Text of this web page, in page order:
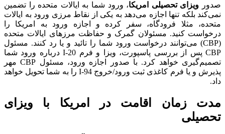
صدور ویزای تحصیلی امریکا، ورود شما به ایالات متحده را تضمین
نمی‌کند بلکه تنها اجازه می‌دهد به یکی از نقاط مرزی ورود به ایالات
متحده، مثلا فرودگاه، سفر کرده و اجازه ورود به امریکا را
درخواست کنید. مسئولان گمرک و حفاظت مرزهای ایالات متحده
(CBP) می‌توانند درخواست ورود شما را تائید و یا رد کنند. مسئول
CBP پس از بررسی پاسپورت، ویزا و فرم I-20 درباره ورود شما
تصمیم‌گیری خواهد کرد. با صدور اجازه ورود، مسئول CBP مهر
پذیرش و یا فرم کاغذی ثبت ورود/خروج I-94 را به شما تحویل خواهد
داد.
مدت زمان اقامت در امریکا با ویزای
تحصیلی